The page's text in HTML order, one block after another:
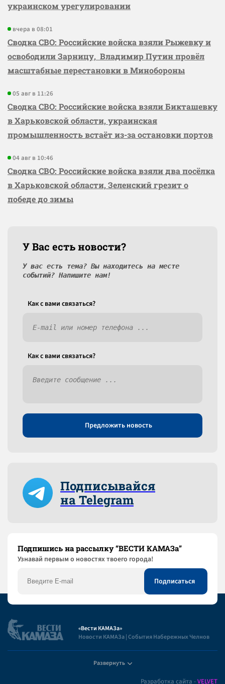
украинском урегулировании
вчера в 08:01
Сводка СВО: Российские войска взяли Рыжевку и
освободили Зарницу, Владимир Путин провёл
масштабные перестановки в Минобороны
05 авг в 11:26
Сводка СВО: Российские войска взяли Бикташевку
в Харьковской области, украинская
промышленность встаёт из-за остановки портов
04 авг в 10:46
Сводка СВО: Российские войска взяли два посёлка
в Харьковской области, Зеленский грезит о
победе до зимы
У Вас есть новости?
У вас есть тема? Вы находитесь на месте
событий? Напишите нам!
Как c вами связаться?
Как c вами связаться?
Предложить новость
Подписывайся
на Telegram
Подпишись на рассылку “ВЕСТИ КАМАЗа”
Узнaвай первым о новостях твоего города!
«Вести КАМАЗа»
Новости КАМАЗа | События Набережных Челнов
Развернуть
Разработка сайта -VELVET